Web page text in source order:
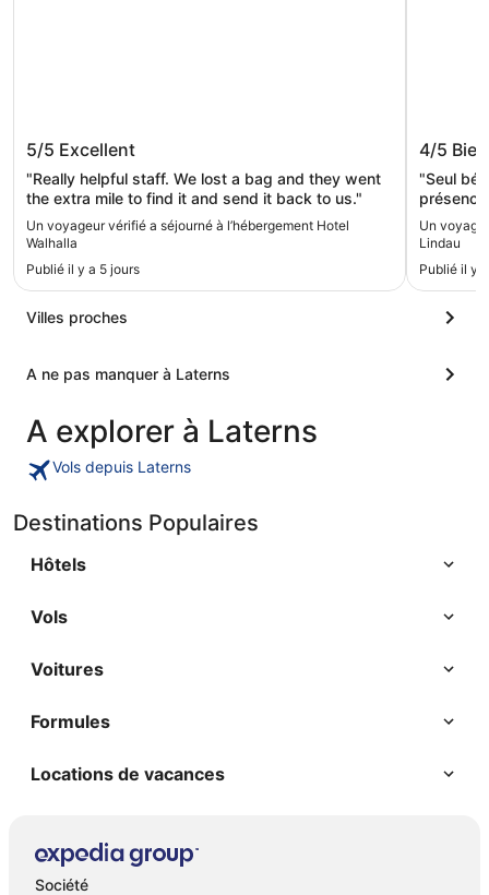
Hotel Walhalla
5/5 Excellent
"Really helpful staff. We lost a bag and they went
the extra mile to find it and send it back to us."
Un voyageur vérifié a séjourné à l’hébergement Hotel
Walhalla
Publié il y a 5 jours
4/5 Bien
"Seul
présence
centre
Un
Lindau
Publié il y
Villes proches
A ne pas manquer à Laterns
A explorer à Laterns
Vols depuis Laterns
Destinations Populaires
Hôtels
Vols
Voitures
Formules
Locations de vacances
Société